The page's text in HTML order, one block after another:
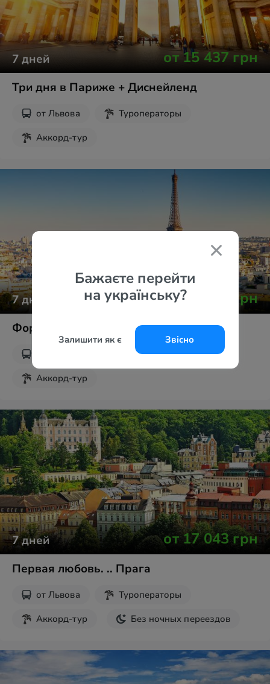
7дней от15 437грн
Три дня в Париже + Диснейленд
от Львова
Туроператоры
Аккорд-тур
7дней от15 644 грн
Формула любви Париж + Венеция
Туроператоры
Аккорд-тур
7дней от 17 043грн
Первая любовь. .. Прага
от Львова
Туроператоры
Аккорд-тур
Без ночных переездов
Бажаєте перейти
на українську?
Залишити як є Звісно